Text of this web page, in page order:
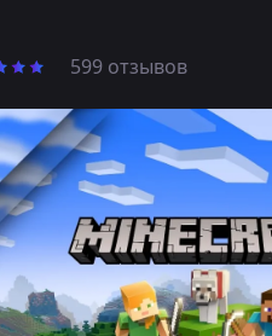
599 отзывов